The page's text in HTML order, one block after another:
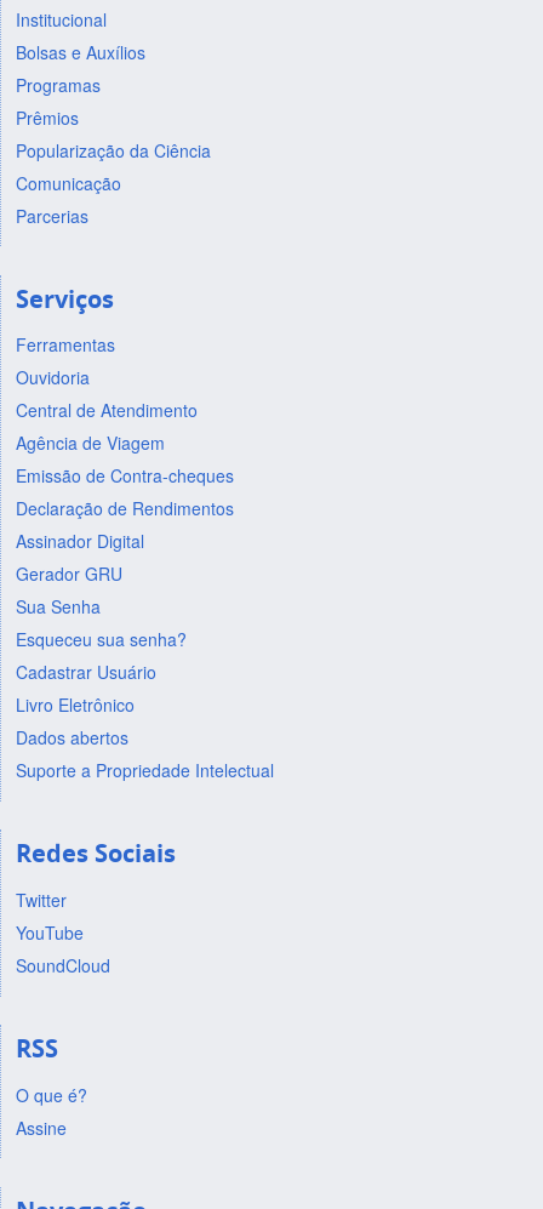
Institucional
Bolsas e Auxílios
Programas
Prêmios
Popularização da Ciência
Comunicação
Parcerias
Serviços
Ferramentas
Ouvidoria
Central de Atendimento
Agência de Viagem
Emissão de Contra-cheques
Declaração de Rendimentos
Assinador Digital
Gerador GRU
Sua Senha
Esqueceu sua senha?
Cadastrar Usuário
Livro Eletrônico
Dados abertos
Suporte a Propriedade Intelectual
Redes Sociais
Twitter
YouTube
SoundCloud
RSS
O que é?
Assine